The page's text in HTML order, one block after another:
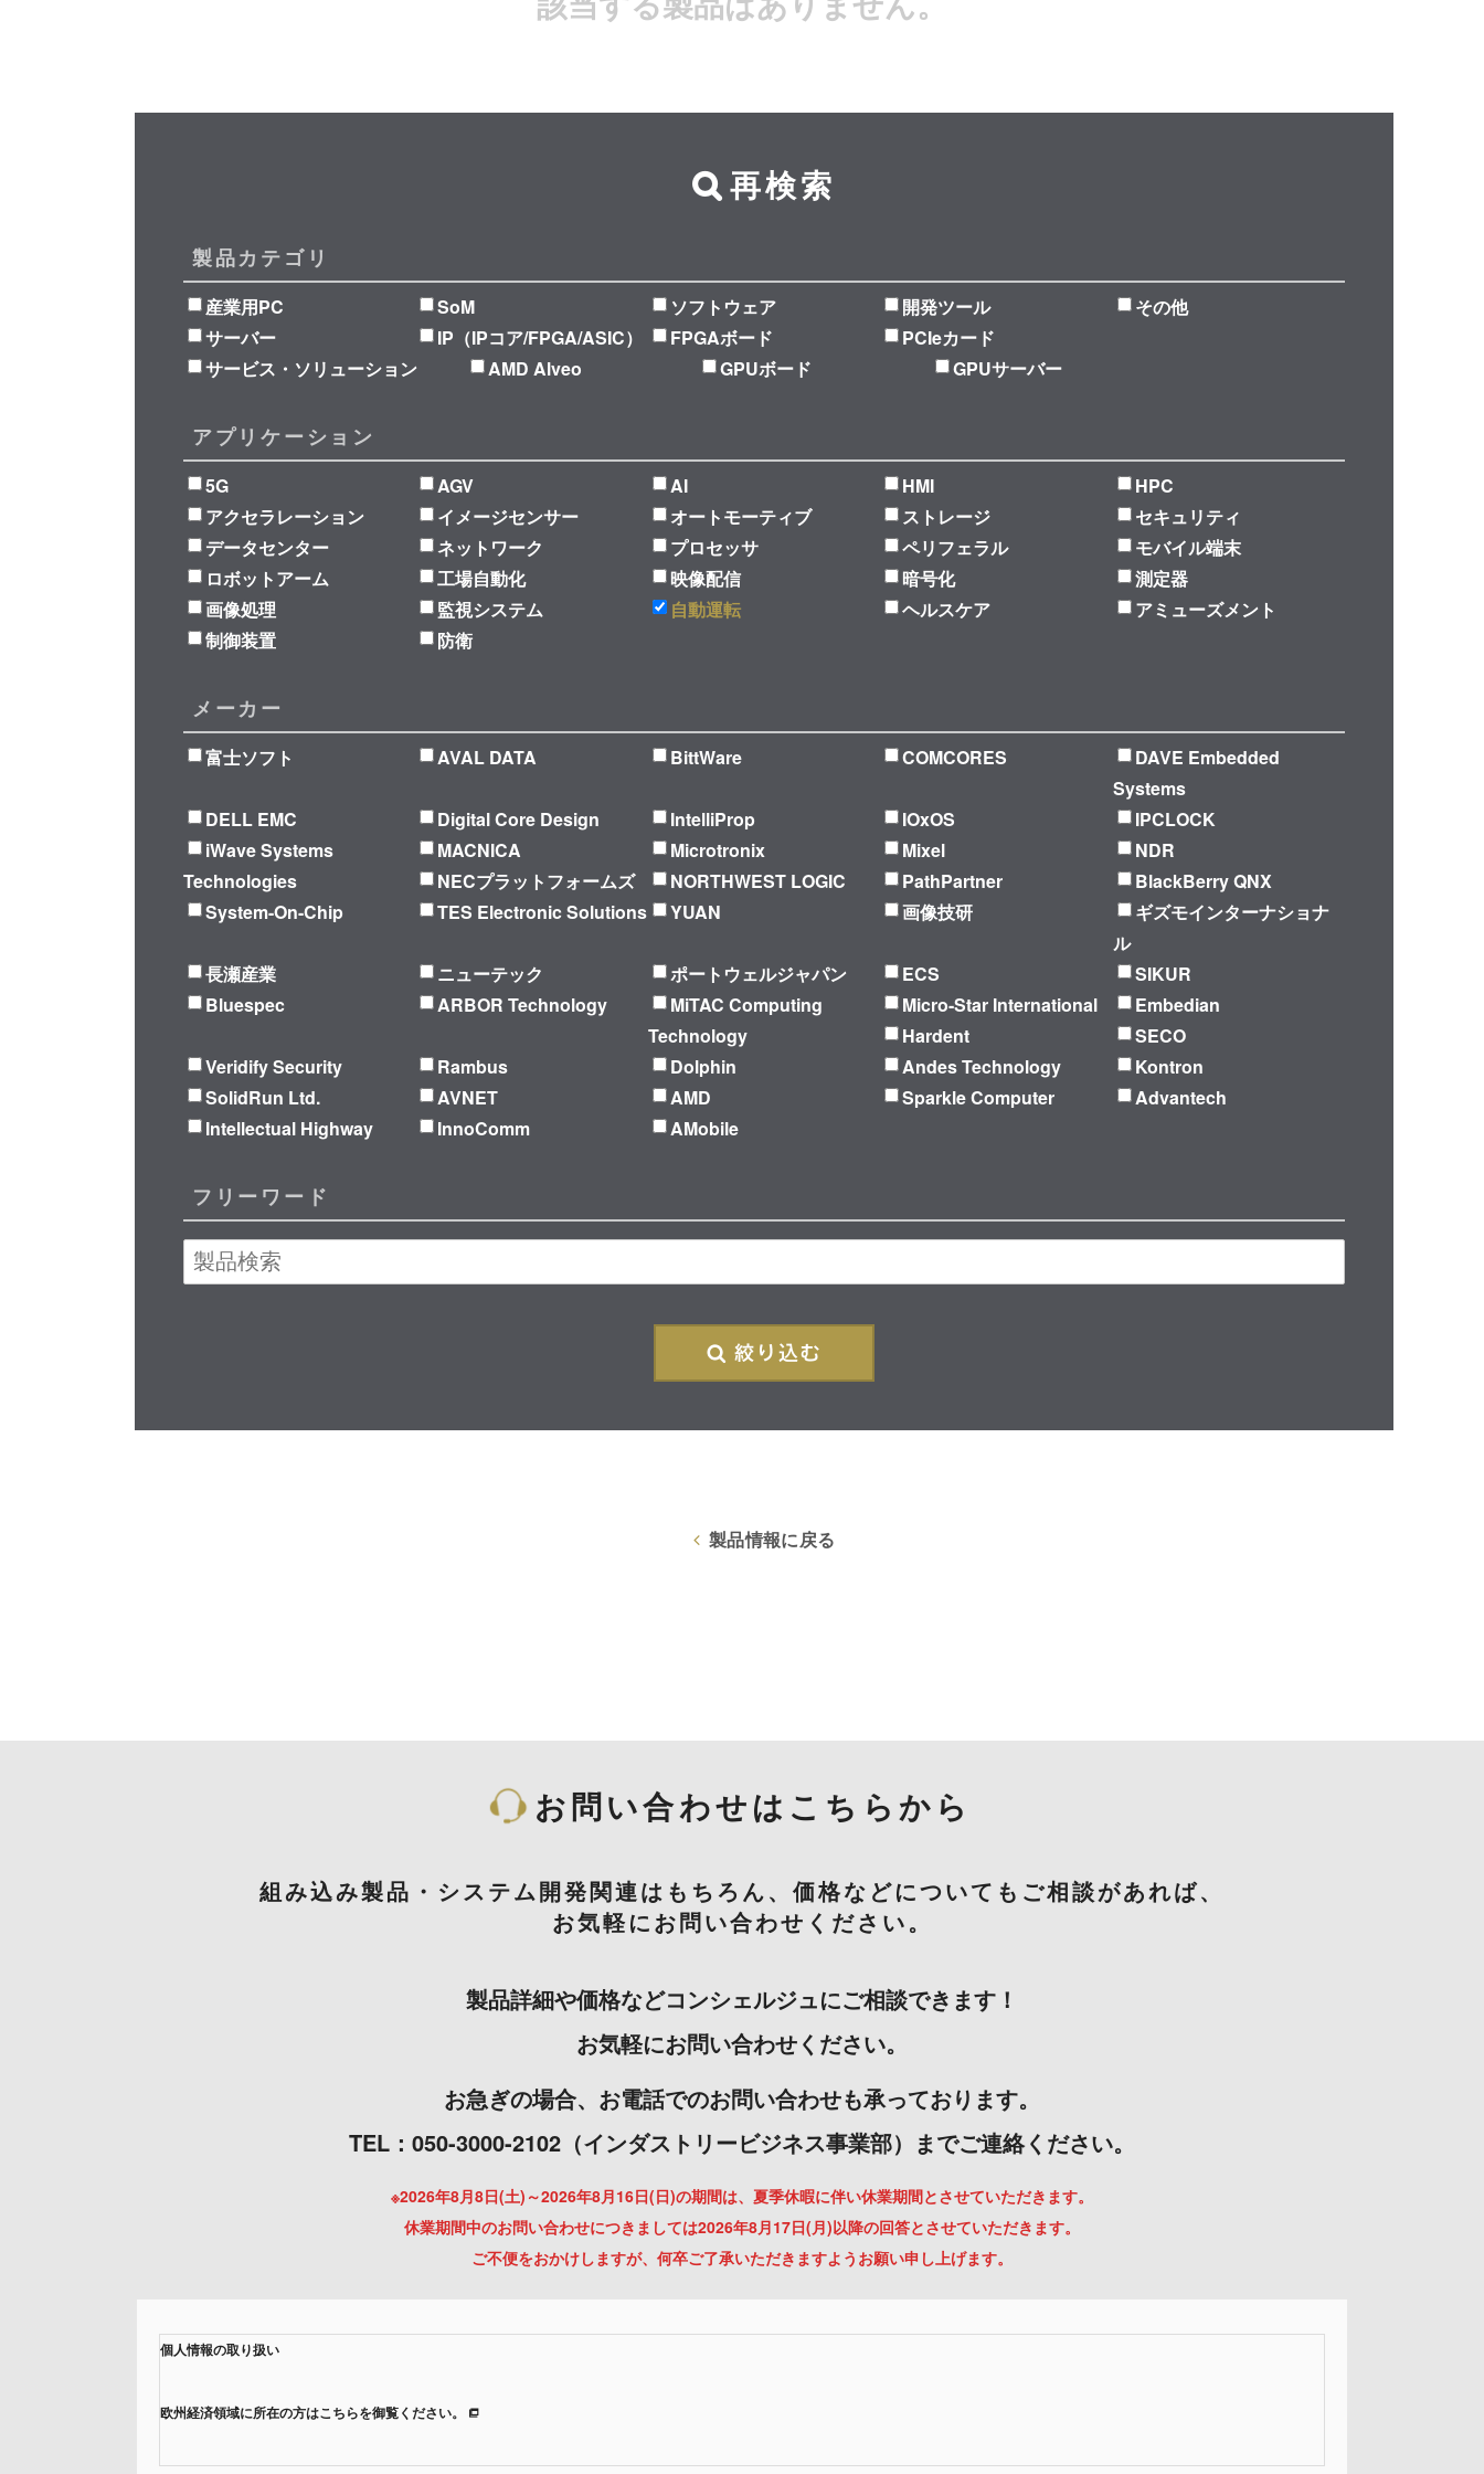
再検索
製品カテゴリ
産業用PC SoM ソフトウェア 開発ツール
その他
サーバー
IP（IPコア/FPGA/ASIC） FPGAボード
PCIeカード
サービス・ソリューション
AMD Alveo GPUボード GPUサーバー
アプリケーション
5G AGV AI HMI
HPC
アクセラレーション
イメージセンサー オートモーティブ ストレージ
セキュリティ
データセンター
ネットワーク プロセッサ ペリフェラル
モバイル端末
ロボットアーム
工場自動化 映像配信 暗号化
測定器
画像処理
監視システム 自動運転 ヘルスケア
アミューズメント
制御装置
防衛
メーカー
富士ソフト AVAL DATA BittWare COMCORES
DAVE Embedded
Systems
DELL EMC
Digital Core Design IntelliProp IOxOS
IPCLOCK
iWave Systems
Technologies
MACNICA Microtronix Mixel
NDR
NECプラットフォームズ
NORTHWEST LOGIC PathPartner
BlackBerry QNX
System-On-Chip
TES Electronic Solutions YUAN 画像技研
ギズモインターナショナ
ル
長瀬産業
ニューテック ポートウェルジャパン ECS
SIKUR
Bluespec
ARBOR Technology
MiTAC Computing
Technology
Micro-Star International
Embedian
Hardent
SECO
Veridify Security
Rambus Dolphin Andes Technology
Kontron
SolidRun Ltd.
AVNET AMD Sparkle Computer
Advantech
Intellectual Highway
InnoComm AMobile
フリーワード
製品情報に戻る
お問い合わせはこちらから
組み込み製品・システム開発関連はもちろん、価格などについてもご相談があれば、
お気軽にお問い合わせください。
製品詳細や価格などコンシェルジュにご相談できます！
お気軽にお問い合わせください。
お急ぎの場合、お電話でのお問い合わせも承っております。
TEL：050-3000-2102（インダストリービジネス事業部）までご連絡ください。
※2026年8月8日(土)～2026年8月16日(日)の期間は、夏季休暇に伴い休業期間とさせていただきます。
休業期間中のお問い合わせにつきましては2026年8月17日(月)以降の回答とさせていただきます。
ご不便をおかけしますが、何卒ご了承いただきますようお願い申し上げます。
個人情報の取り扱い
欧州経済領域に所在の方はこちらを御覧ください。